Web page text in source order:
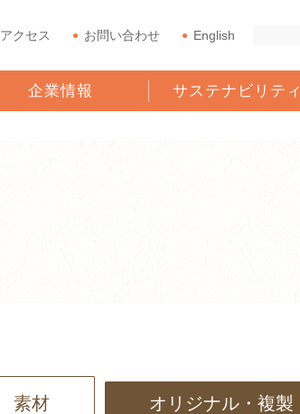
アクセス お問い合わせ English
企業情報 サステナビリティ
素材 オリジナル・複製